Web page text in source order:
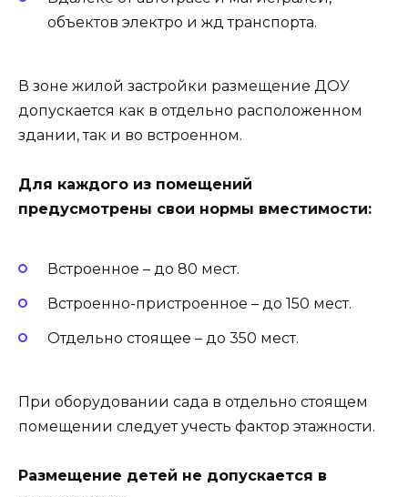
объектов электро и жд транспорта.
В зоне жилой застройки размещение ДОУ
допускается как в отдельно расположенном
здании, так и во встроенном.
Для каждого из помещений
предусмотрены свои нормы вместимости:
Встроенное – до 80 мест.
Встроенно-пристроенное – до 150 мест.
Отдельно стоящее – до 350 мест.
При оборудовании сада в отдельно стоящем
помещении следует учесть фактор этажности.
Размещение детей не допускается в